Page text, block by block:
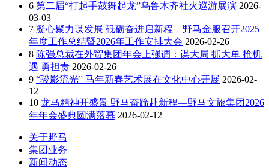
6 第二届“打起手鼓舞起龙”乌鲁木齐社火巡游展演 2026-
03-03
7 凝心聚力谋发展 砥砺奋进启新程—野马金服召开2025
年度工作总结暨2026年工作安排大会 2026-02-26
8 陈强总裁在外贸集团年会上强调：谋大局 抓大单 抢机
遇 勇担责 2026-02-26
9 “骏影流光” 马年新春艺术展在文化中心开展 2026-02-
12
10 龙马精神开盛景 野马奋蹄赴新程—野马文旅集团2026
年年会盛典圆满落幕 2026-02-12
关于野马
集团业务
新闻动态